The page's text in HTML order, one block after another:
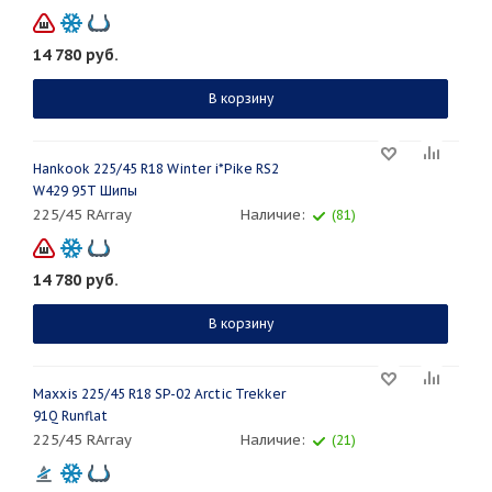
14 780 руб.
В корзину
Hankook 225/45 R18 Winter i*Pike RS2
W429 95T Шипы
225/45 RArray Наличие: (81)
14 780 руб.
В корзину
Maxxis 225/45 R18 SP-02 Arctic Trekker
91Q Runflat
225/45 RArray Наличие: (21)